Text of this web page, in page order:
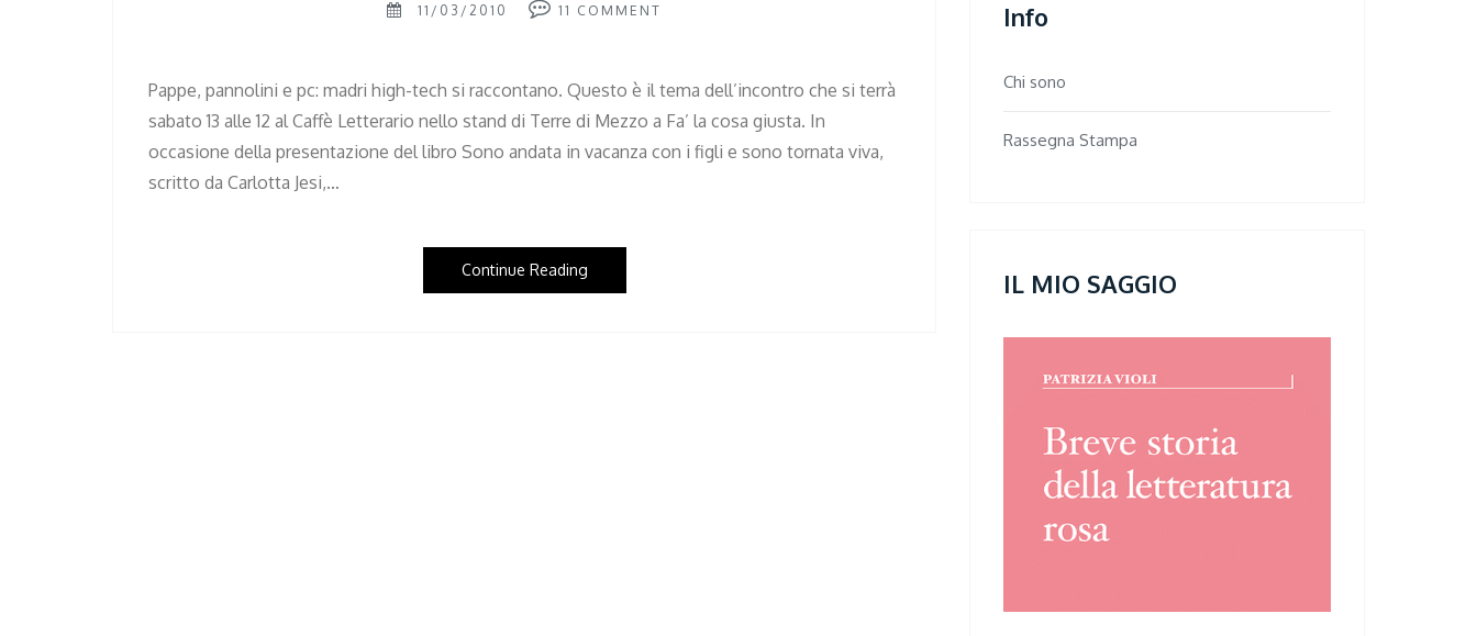
11/03/2010 11 COMMENT
Pappe, pannolini e pc: madri high-tech si raccontano. Questo è il tema dell’incontro che si terrà
sabato 13 alle 12 al Caffè Letterario nello stand di Terre di Mezzo a Fa’ la cosa giusta. In
occasione della presentazione del libro Sono andata in vacanza con i figli e sono tornata viva,
scritto da Carlotta Jesi,…
Continue Reading
Info
Chi sono
Rassegna Stampa
IL MIO SAGGIO